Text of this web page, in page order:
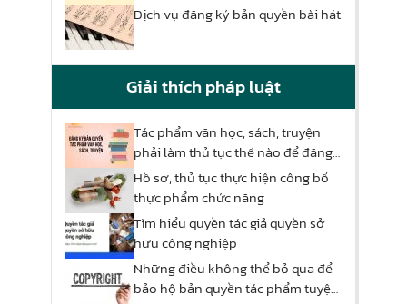
Dịch vụ đăng ký bản quyền bài hát
Giải thích pháp luật
Tác phẩm văn học, sách, truyện
phải làm thủ tục thế nào để đăng
ký quyền tác giả?
Hồ sơ, thủ tục thực hiện công bố
thực phẩm chức năng
Tìm hiểu quyền tác giả quyền sở
hữu công nghiệp
Những điều không thể bỏ qua để
bảo hộ bản quyền tác phẩm tuyệt